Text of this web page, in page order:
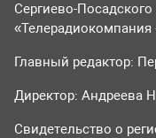
Сергиево-Посадского
«Телерадиокомпания
Главный редактор:
Директор: Андреева
Свидетельство о